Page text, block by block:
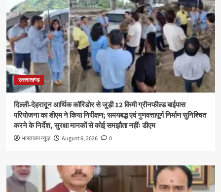
उत्तराखण्ड
दिल्ली-देहरादून आर्थिक कॉरिडोर से जुड़ी 12 किमी ग्रीनफील्ड बाईपास
परियोजना का डीएम ने किया निरीक्षण; समयबद्ध एवं गुणवत्तापूर्ण निर्माण सुनिश्चित
करने के निर्देश, सुरक्षा मानकों से कोई समझौता नहींः डीएम
भारतजन न्यूज़ August 6, 2026 0